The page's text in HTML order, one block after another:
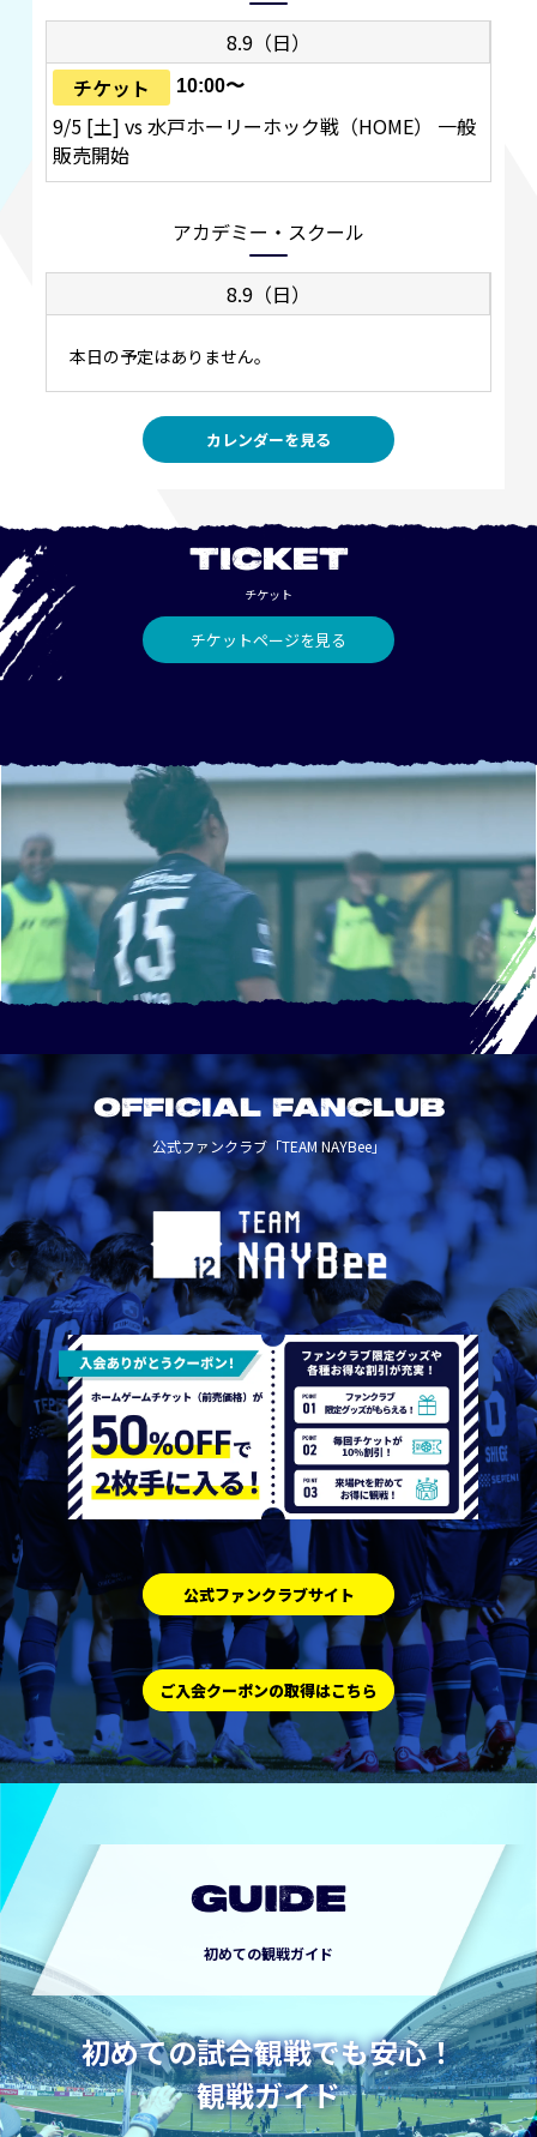
8.9（日）
チケット
10:00〜
9/5 [土] vs 水戸ホーリーホック戦（HOME） 一般
販売開始
アカデミー・スクール
8.9（日）
本日の予定はありません。
カレンダーを見る
TICKET
チケット
チケットページを見る
OFFICIAL FANCLUB
公式ファンクラブ「TEAM NAYBee」
公式ファンクラブサイト
ご入会クーポンの取得はこちら
GUIDE
初めての観戦ガイド
初めての試合観戦でも安心！
観戦ガイド